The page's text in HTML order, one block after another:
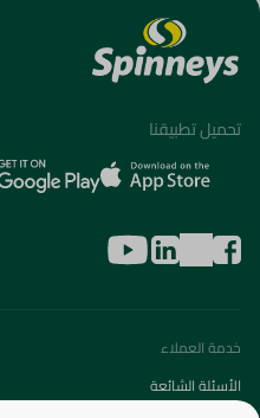
تحميل تطبيقنا
خدمة العملاء
الأسئلة الشائعة